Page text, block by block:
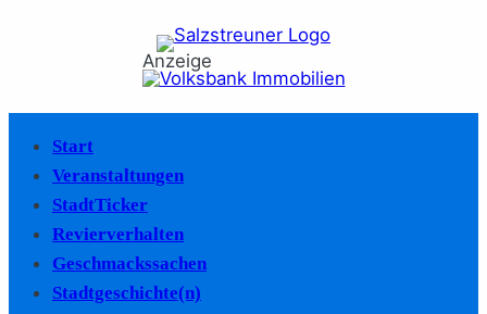
Anzeige
Start
Veranstaltungen
StadtTicker
Revierverhalten
Geschmackssachen
Stadtgeschichte(n)